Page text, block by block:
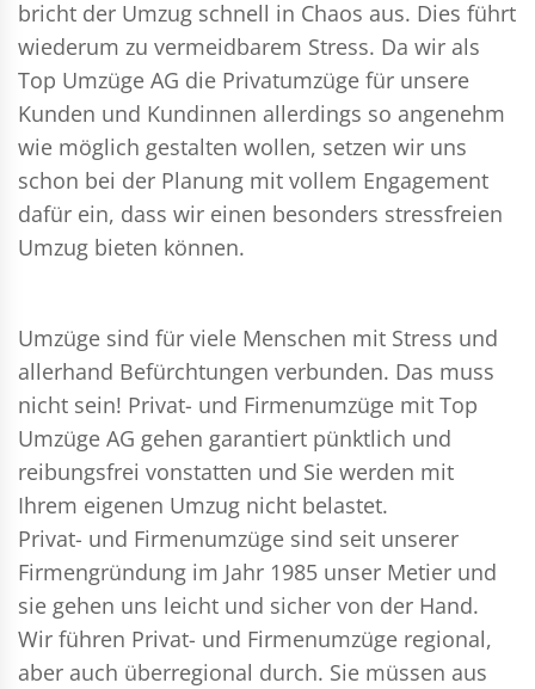
bricht der Umzug schnell in Chaos aus. Dies führt
wiederum zu vermeidbarem Stress. Da wir als
Top Umzüge AG die Privatumzüge für unsere
Kunden und Kundinnen allerdings so angenehm
wie möglich gestalten wollen, setzen wir uns
schon bei der Planung mit vollem Engagement
dafür ein, dass wir einen besonders stressfreien
Umzug bieten können.
Umzüge sind für viele Menschen mit Stress und
allerhand Befürchtungen verbunden. Das muss
nicht sein! Privat- und Firmenumzüge mit Top
Umzüge AG gehen garantiert pünktlich und
reibungsfrei vonstatten und Sie werden mit
Ihrem eigenen Umzug nicht belastet.
Privat- und Firmenumzüge sind seit unserer
Firmengründung im Jahr 1985 unser Metier und
sie gehen uns leicht und sicher von der Hand.
Wir führen Privat- und Firmenumzüge regional,
aber auch überregional durch. Sie müssen aus